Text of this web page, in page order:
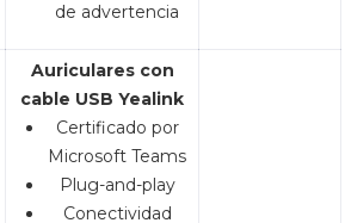
de advertencia
Auriculares con
cable USB Yealink
Certificado por
Microsoft Teams
Plug-and-play
Conectividad